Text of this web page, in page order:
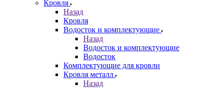
Кровля
Назад
Кровля
Водосток и комплектующие
Назад
Водосток и комплектующие
Водосток
Комплектующие для кровли
Кровля металл
Назад